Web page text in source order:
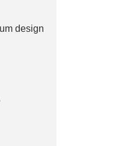
um design